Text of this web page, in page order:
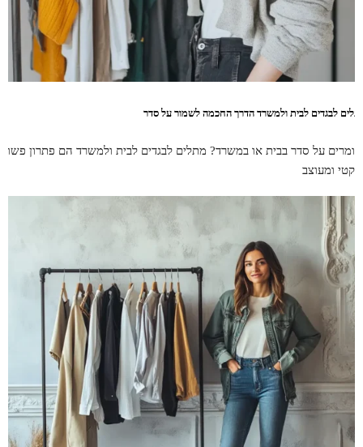
לבגדים לבית ולמשרד הדרך החכמה לשמור על סדר
על סדר בבית או במשרד? מתלים לבגדים לבית ולמשרד הם פתרון
ומעוצב